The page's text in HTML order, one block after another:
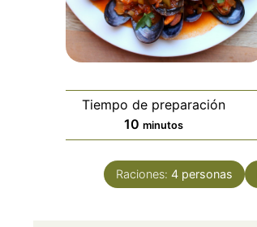
Tiempo de preparación
10minutos
minutos
Raciones: 4 personas